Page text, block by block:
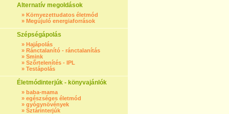
Alternatív megoldások
» Környezettudatos életmód
» Megújuló energiaforrások
Szépségápolás
» Hajápolás
» Ránctalanító - ránctalanítás
» Smink
» Szőrtelenítés - IPL
» Testápolás
Életmódinterjúk - könyvajánlók
» baba-mama
» egészséges életmód
» gyógynövények
» Sztárinterjúk